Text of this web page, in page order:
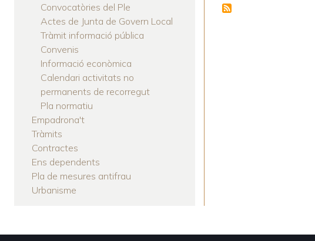
Convocatòries del Ple
Actes de Junta de Govern Local
Tràmit informació pública
Convenis
Informació econòmica
Calendari activitats no
permanents de recorregut
Pla normatiu
Empadrona't
Tràmits
Contractes
Ens dependents
Pla de mesures antifrau
Urbanisme